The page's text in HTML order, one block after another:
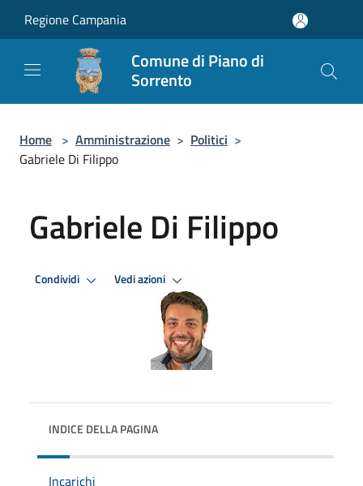
Regione Campania
Comune di Piano di
Sorrento
Home > Amministrazione > Politici >
Gabriele Di Filippo
Gabriele Di Filippo
Condividi Vedi azioni
INDICE DELLA PAGINA
Incarichi